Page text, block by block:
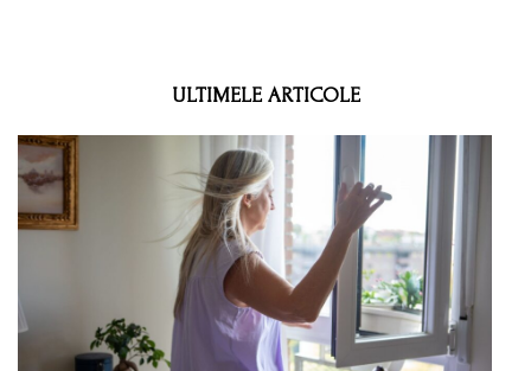
ULTIMELE ARTICOLE